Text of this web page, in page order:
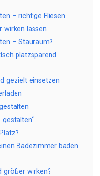
– richtige Fliesen
wirken lassen
– Stauraum?
platzsparend
gezielt einsetzen
gestalten“
Badezimmer baden
größer wirken?